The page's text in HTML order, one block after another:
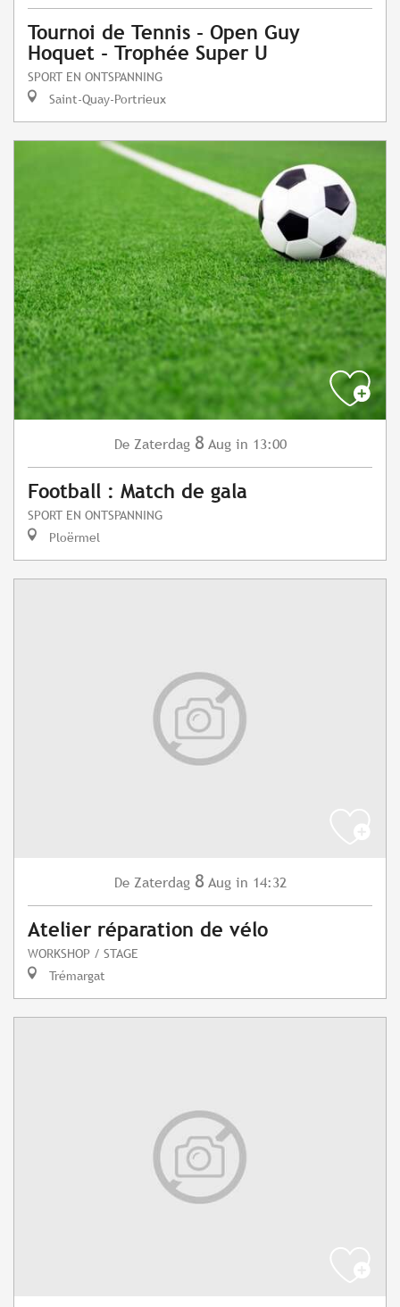
Tournoi de Tennis - Open Guy
Hoquet - Trophée Super U
SPORT EN ONTSPANNING
Saint-Quay-Portrieux
De Zaterdag 8 Aug in 13:00
Football : Match de gala
SPORT EN ONTSPANNING
Ploërmel
De Zaterdag 8 Aug in 14:32
Atelier réparation de vélo
WORKSHOP / STAGE
Trémargat